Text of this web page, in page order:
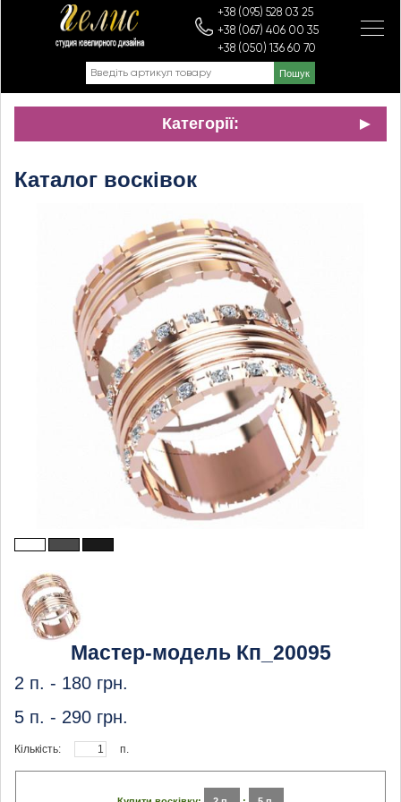
+38 (095) 528 03 25
+38 (067) 406 00 35
+38 (050) 136 60 70
Категорії:
Каталог восківок
Мастер-модель Кп_20095
2 п. - 180 грн.
5 п. - 290 грн.
Кількість: п.